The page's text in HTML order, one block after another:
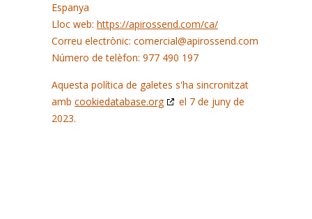
Espanya
Lloc web: https://apirossend.com/ca/
Correu electrònic: comercial@apirossend.com
Número de telèfon: 977 490 197
Aquesta política de galetes s'ha sincronitzat
amb cookiedatabase.org
el 7 de juny de
2023.